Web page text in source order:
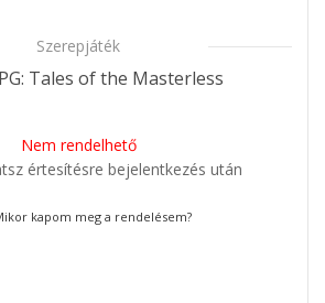
Szerepjáték
Tales of the Masterless
Nem rendelhető
értesítésre bejelentkezés után
kapom meg a rendelésem?